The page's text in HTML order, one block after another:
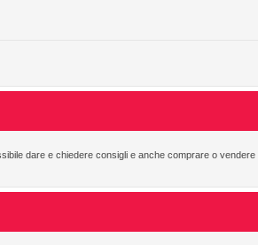
dare e chiedere consigli e anche comprare o vendere